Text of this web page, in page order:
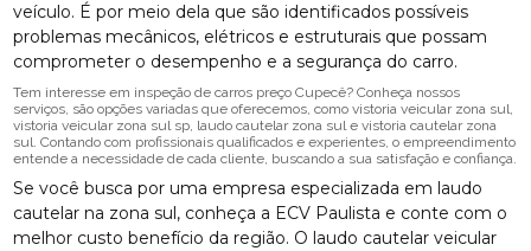
veículo. É por meio dela que são identificados possíveis
problemas mecânicos, elétricos e estruturais que possam
comprometer o desempenho e a segurança do carro.
Tem interesse em inspeção de carros preço Cupecê? Conheça nossos
serviços, são opções variadas que oferecemos, como vistoria veicular zona sul,
vistoria veicular zona sul sp, laudo cautelar zona sul e vistoria cautelar zona
sul. Contando com profissionais qualificados e experientes, o empreendimento
entende a necessidade de cada cliente, buscando a sua satisfação e confiança.
Se você busca por uma empresa especializada em laudo
cautelar na zona sul, conheça a ECV Paulista e conte com o
melhor custo benefício da região. O laudo cautelar veicular